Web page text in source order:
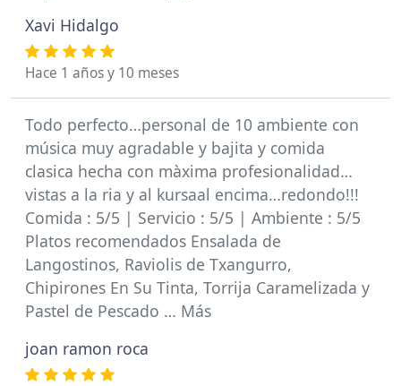
Xavi Hidalgo
Hace 1 años y 10 meses
Todo perfecto…personal de 10 ambiente con
música muy agradable y bajita y comida
clasica hecha con màxima profesionalidad…
vistas a la ria y al kursaal encima…redondo!!!
Comida : 5/5 | Servicio : 5/5 | Ambiente : 5/5
Platos recomendados Ensalada de
Langostinos, Raviolis de Txangurro,
Chipirones En Su Tinta, Torrija Caramelizada y
Pastel de Pescado … Más
joan ramon roca